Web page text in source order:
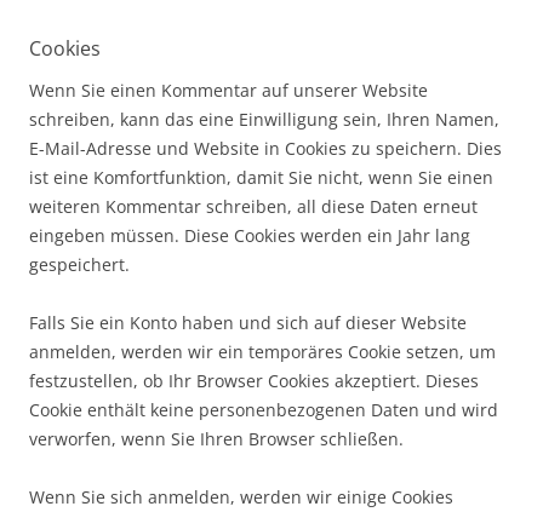
Cookies
Wenn Sie einen Kommentar auf unserer Website
schreiben, kann das eine Einwilligung sein, Ihren Namen,
E-Mail-Adresse und Website in Cookies zu speichern. Dies
ist eine Komfortfunktion, damit Sie nicht, wenn Sie einen
weiteren Kommentar schreiben, all diese Daten erneut
eingeben müssen. Diese Cookies werden ein Jahr lang
gespeichert.
Falls Sie ein Konto haben und sich auf dieser Website
anmelden, werden wir ein temporäres Cookie setzen, um
festzustellen, ob Ihr Browser Cookies akzeptiert. Dieses
Cookie enthält keine personenbezogenen Daten und wird
verworfen, wenn Sie Ihren Browser schließen.
Wenn Sie sich anmelden, werden wir einige Cookies